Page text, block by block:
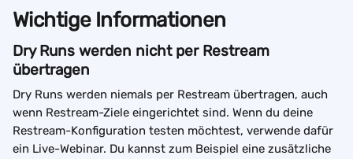
Wichtige Informationen
Dry Runs werden nicht per Restream
übertragen
Dry Runs werden niemals per Restream übertragen, auch
wenn Restream-Ziele eingerichtet sind. Wenn du deine
Restream-Konfiguration testen möchtest, verwende dafür
ein Live-Webinar. Du kannst zum Beispiel eine zusätzliche